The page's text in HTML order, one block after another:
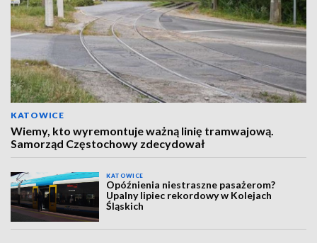
KATOWICE
Wiemy, kto wyremontuje ważną linię tramwajową.
Samorząd Częstochowy zdecydował
KATOWICE
Opóźnienia niestraszne pasażerom?
Upalny lipiec rekordowy w Kolejach
Śląskich